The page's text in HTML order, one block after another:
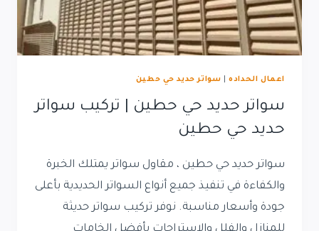
اعمال الحداده| سواتر حديد حي حطين
سواتر حديد حي حطين | تركيب سواتر
حديد حي حطين
سواتر حديد حي حطين ، مقاول سواتر يمتلك الخبرة
والكفاءة في تنفيذ جميع أنواع السواتر الحديدية بأعلى
جودة وأسعار مناسبة. نوفر تركيب سواتر حديثة